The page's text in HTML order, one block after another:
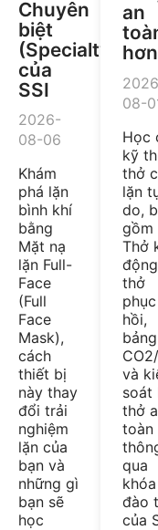
Chuyên
biệt
(Specialty)
của
SSI
2026-
08-06
Khám
phá lặn
bình khí
bằng
Mặt nạ
lặn Full-
Face
(Full
Face
Mask),
cách
thiết bị
này thay
đổi trải
nghiệm
lặn của
bạn và
những gì
bạn sẽ
học
an
hơn
08-
Học
kỹ
thở
lặn
do,
gồm
Thở
thở
phục
hồi,
bảng
và
soát
thở
toàn
qua
khóa
đào
của